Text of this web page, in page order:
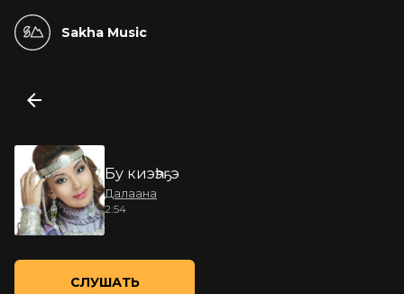
Sakha Music
Бу киэһэҕэ
Далаана
2:54
СЛУШАТЬ